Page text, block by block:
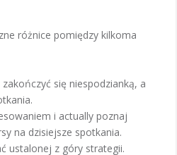
różnice pomiędzy kilkoma
się niespodzianką, a
i actually poznaj
na dzisiejsze spotkania.
ustalonej z góry strategii.